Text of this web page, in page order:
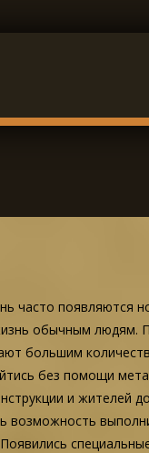
часто появляются
обычным людям.
большим
без помощи
и жителей
возможность